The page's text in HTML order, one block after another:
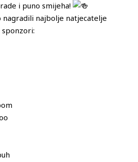
i puno smijeha!
nagradili najbolje natjecatelje